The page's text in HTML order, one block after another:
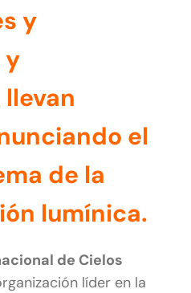
y
y
el
de la
lumínica.
de Cielos
líder en la